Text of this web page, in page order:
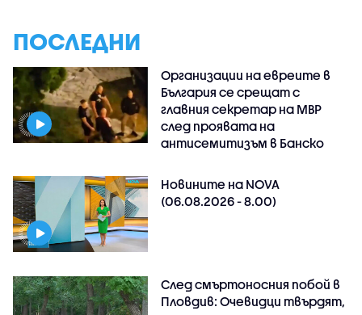
ПОСЛЕДНИ
Организации на евреите в
България се срещат с
главния секретар на МВР
след проявата на
антисемитизъм в Банско
Новините на NOVA
(06.08.2026 - 8.00)
След смъртоносния побой в
Пловдив: Очевидци твърдят,